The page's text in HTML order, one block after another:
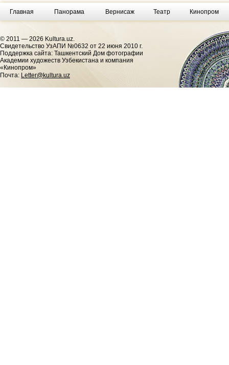
Главная Панорама Вернисаж Театр Кинопром
© 2011 — 2026 Kultura.uz.
Cвидетельство УзАПИ №0632 от 22 июня 2010 г.
Поддержка сайта: Ташкентский Дом фотографии
Академии художеств Узбекистана и компания
«Кинопром»
Почта: Letter@kultura.uz